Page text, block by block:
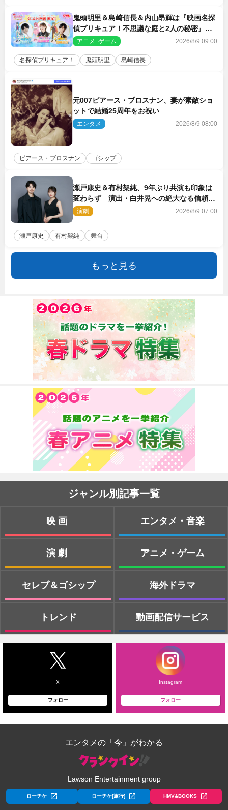
鬼頭明里＆島崎信長＆内山昂輝は『映画名探
偵プリキュア！不思議な庭と2人の秘密』ゲ
スト声優に決定
アニメ･ゲーム 2026/8/9 09:00
名探偵プリキュア！ 鬼頭明里 島崎信長
元007ピアース・ブロスナン、妻が素敵ショ
ットで結婚25周年をお祝い
エンタメ 2026/8/9 08:00
ピアース・ブロスナン ゴシップ
瀬戸康史＆有村架純、9年ぶり共演も印象は
変わらず 演出・白井晃への絶大なる信頼を
胸に舞台『キュー』に挑む
演劇 2026/8/9 07:00
瀬戸康史 有村架純 舞台
もっと見る
ジャンル別記事一覧
映画
演劇
セレブ＆ゴシップ
トレンド
エンタメ・音楽
アニメ・ゲーム
海外ドラマ
動画配信サービス
X
フォロー
Instagram
フォロー
エンタメの「今」がわかる
Lawson Entertainment group
ローチケ ローチケ[旅行] HMV&BOOKS